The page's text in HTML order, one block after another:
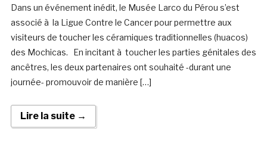
Dans un événement inédit, le Musée Larco du Pérou s’est
associé à la Ligue Contre le Cancer pour permettre aux
visiteurs de toucher les céramiques traditionnelles (huacos)
des Mochicas. En incitant à toucher les parties génitales des
ancêtres, les deux partenaires ont souhaité -durant une
journée- promouvoir de manière […]
Lire la suite →